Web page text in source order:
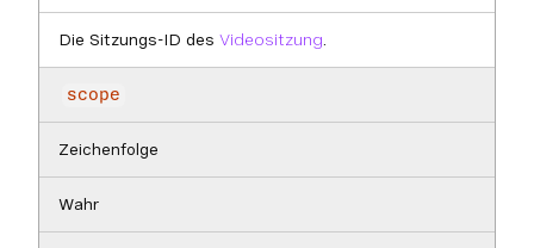
Die Sitzungs-ID des Videositzung
scope
Zeichenfolge
Wahr